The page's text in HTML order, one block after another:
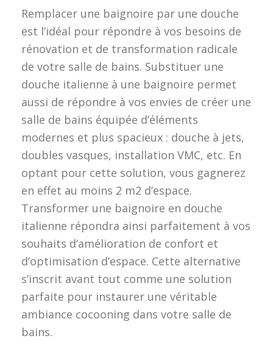
Remplacer une baignoire par une douche
est l’idéal pour répondre à vos besoins de
rénovation et de transformation radicale
de votre salle de bains. Substituer une
douche italienne à une baignoire permet
aussi de répondre à vos envies de créer une
salle de bains équipée d’éléments
modernes et plus spacieux : douche à jets,
doubles vasques, installation VMC, etc. En
optant pour cette solution, vous gagnerez
en effet au moins 2 m2 d’espace.
Transformer une baignoire en douche
italienne répondra ainsi parfaitement à vos
souhaits d’amélioration de confort et
d’optimisation d’espace. Cette alternative
s’inscrit avant tout comme une solution
parfaite pour instaurer une véritable
ambiance cocooning dans votre salle de
bains.